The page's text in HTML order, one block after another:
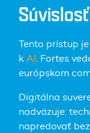
Tento prístup
k AI . Fortes
európskom
Digitálna
nadväzuje:
napredovať